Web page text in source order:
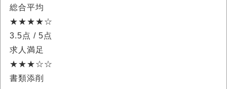
総合平均
★★★★☆
3.5点 / 5点
求人満足
★★★☆☆
書類添削